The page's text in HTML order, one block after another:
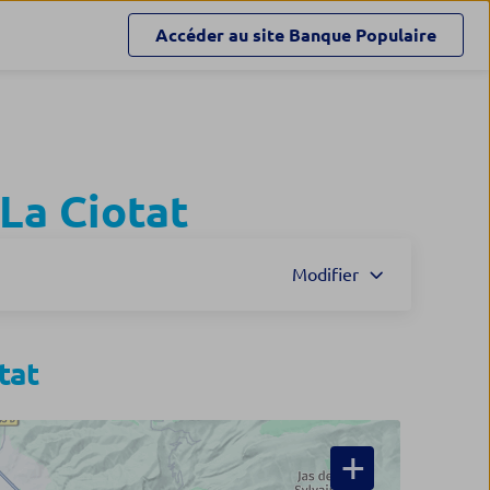
Accéder au site Banque Populaire
La Ciotat
Modifier
+